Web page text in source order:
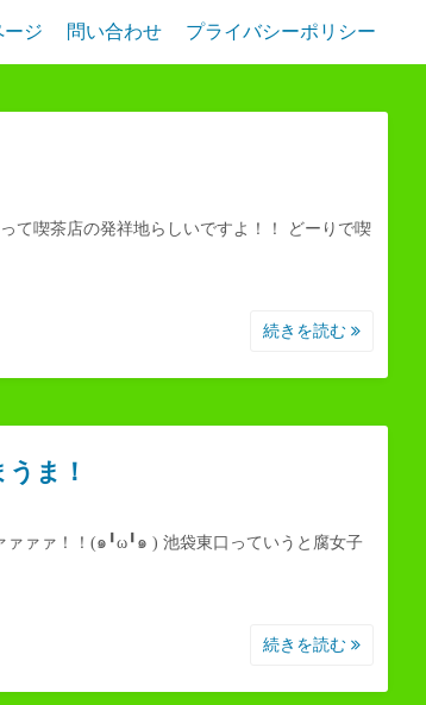
ージ 問い合わせ プライバシーポリシー
て喫茶店の発祥地らしいですよ！！ どーりで喫
続きを読む
ま！
ァァ！！(๑╹ω╹๑ ) 池袋東口っていうと腐女子
続きを読む